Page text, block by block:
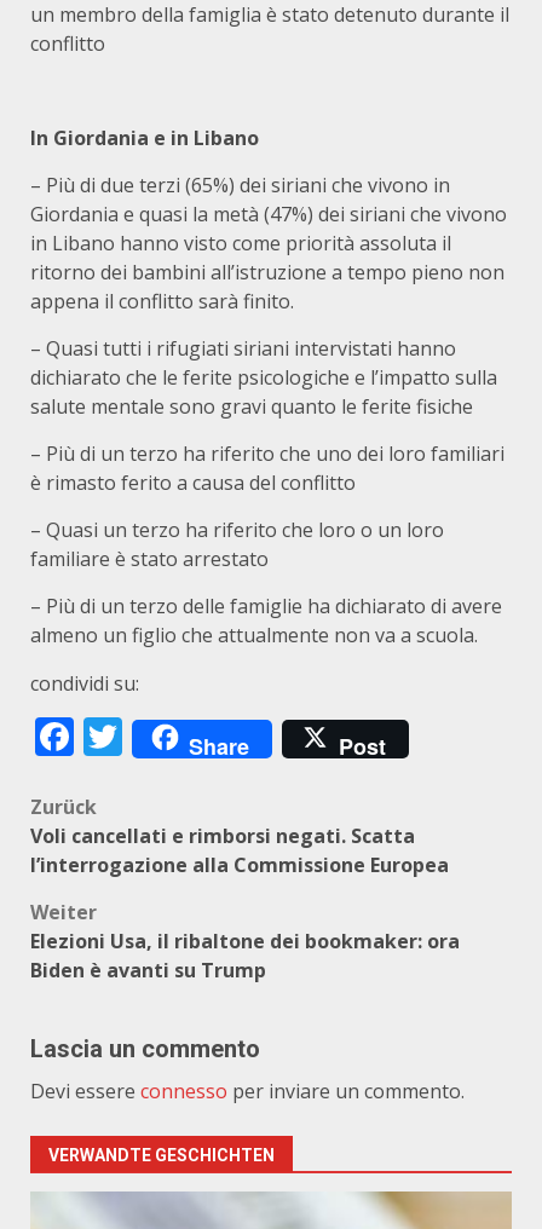
un membro della famiglia è stato detenuto durante il
conflitto
In Giordania e in Libano
– Più di due terzi (65%) dei siriani che vivono in
Giordania e quasi la metà (47%) dei siriani che vivono
in Libano hanno visto come priorità assoluta il
ritorno dei bambini all’istruzione a tempo pieno non
appena il conflitto sarà finito.
– Quasi tutti i rifugiati siriani intervistati hanno
dichiarato che le ferite psicologiche e l’impatto sulla
salute mentale sono gravi quanto le ferite fisiche
– Più di un terzo ha riferito che uno dei loro familiari
è rimasto ferito a causa del conflitto
– Quasi un terzo ha riferito che loro o un loro
familiare è stato arrestato
– Più di un terzo delle famiglie ha dichiarato di avere
almeno un figlio che attualmente non va a scuola.
condividi su:
Facebook
Twitter
Share Post
Beitragsnavigation
Zurück
Voli cancellati e rimborsi negati. Scatta
l’interrogazione alla Commissione Europea
Weiter
Elezioni Usa, il ribaltone dei bookmaker: ora
Biden è avanti su Trump
Lascia un commento
Devi essere connesso per inviare un commento.
VERWANDTE GESCHICHTEN